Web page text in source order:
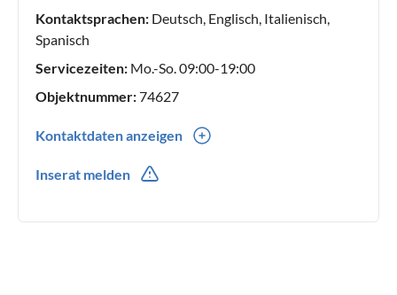
Kontaktsprachen: Deutsch, Englisch, Italienisch,
Spanisch
Servicezeiten: Mo.-So. 09:00-19:00
Objektnummer:74627
Kontaktdaten anzeigen
Inserat melden